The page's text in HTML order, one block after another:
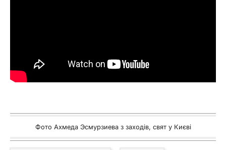
Фото Ахмеда Эсмурзиева з заходів, свят у Києві